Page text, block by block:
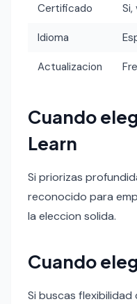
Certificado
Idioma
Actualizacion
Cuando
Learn
Si priorizas
reconocido para
la eleccion solida.
Cuando
Si buscas